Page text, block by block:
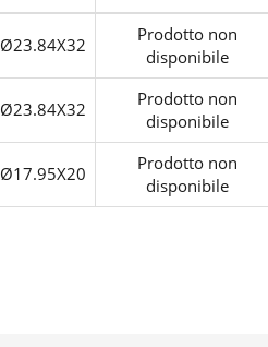
Ø23.84X32
Prodotto non
disponibile
Ø23.84X32
Prodotto non
disponibile
Ø17.95X20
Prodotto non
disponibile